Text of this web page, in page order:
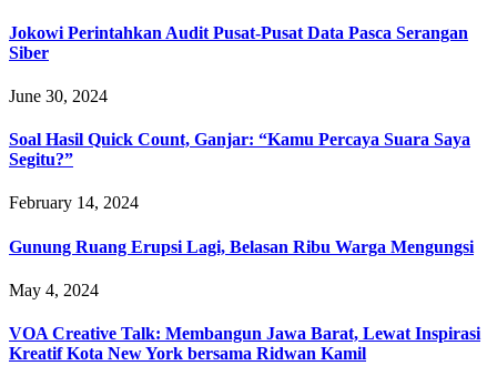
Jokowi Perintahkan Audit Pusat-Pusat Data Pasca Serangan
Siber
June 30, 2024
Soal Hasil Quick Count, Ganjar: “Kamu Percaya Suara Saya
Segitu?”
February 14, 2024
Gunung Ruang Erupsi Lagi, Belasan Ribu Warga Mengungsi
May 4, 2024
VOA Creative Talk: Membangun Jawa Barat, Lewat Inspirasi
Kreatif Kota New York bersama Ridwan Kamil